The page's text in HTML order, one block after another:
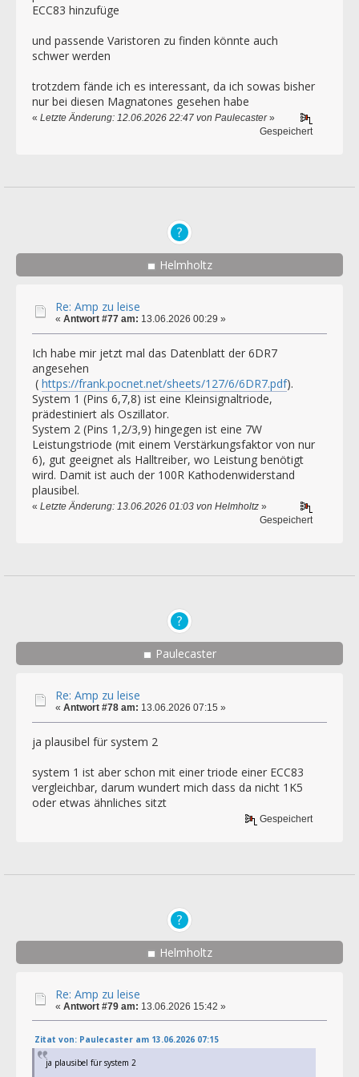
ECC83 hinzufüge
und passende Varistoren zu finden könnte auch
schwer werden
trotzdem fände ich es interessant, da ich sowas bisher
nur bei diesen Magnatones gesehen habe
« Letzte Änderung: 12.06.2026 22:47 von Paulecaster»
Gespeichert
Helmholtz
Re: Amp zu leise
« Antwort #77 am: 13.06.2026 00:29 »
Ich habe mir jetzt mal das Datenblatt der 6DR7
angesehen
( https://frank.pocnet.net/sheets/127/6/6DR7.pdf).
System 1 (Pins 6,7,8) ist eine Kleinsignaltriode,
prädestiniert als Oszillator.
System 2 (Pins 1,2/3,9) hingegen ist eine 7W
Leistungstriode (mit einem Verstärkungsfaktor von nur
6), gut geeignet als Halltreiber, wo Leistung benötigt
wird. Damit ist auch der 100R Kathodenwiderstand
plausibel.
« Letzte Änderung: 13.06.2026 01:03 von Helmholtz »
Gespeichert
Paulecaster
Re: Amp zu leise
« Antwort #78 am: 13.06.2026 07:15 »
ja plausibel für system 2
system 1 ist aber schon mit einer triode einer ECC83
vergleichbar, darum wundert mich dass da nicht 1K5
oder etwas ähnliches sitzt
Gespeichert
Helmholtz
Re: Amp zu leise
« Antwort #79 am: 13.06.2026 15:42 »
Zitat von: Paulecaster am 13.06.2026 07:15
ja plausibel für system 2